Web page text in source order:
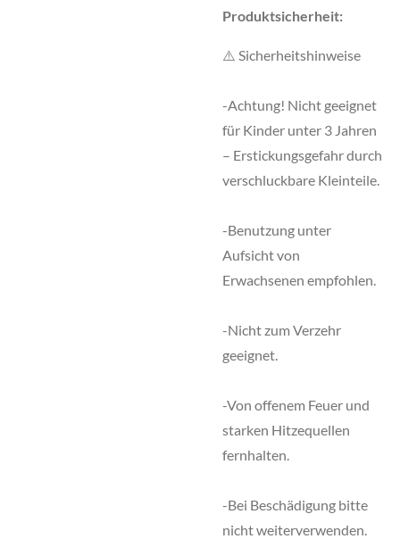
Produktsicherheit:
⚠️ Sicherheitshinweise
-Achtung! Nicht geeignet
für Kinder unter 3 Jahren
– Erstickungsgefahr durch
verschluckbare Kleinteile.
-Benutzung unter
Aufsicht von
Erwachsenen empfohlen.
-Nicht zum Verzehr
geeignet.
-Von offenem Feuer und
starken Hitzequellen
fernhalten.
-Bei Beschädigung bitte
nicht weiterverwenden.